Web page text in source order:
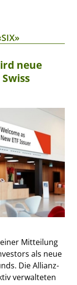
neue
einer Mitteilung
als neue
Die Allianz-
verwalteten